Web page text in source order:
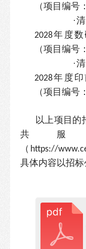
（项目编号：
·
2028年度
（项目编号：
·
2028年度
（项目编号：
以上项目的
共
（ https://
具体内容以招标